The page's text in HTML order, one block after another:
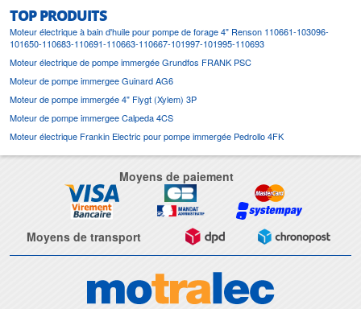
TOP PRODUITS
Moteur électrique à bain d'huile pour pompe de forage 4" Renson 110661-103096-
101650-110683-110691-110663-110667-101997-101995-110693
Moteur électrique de pompe immergée Grundfos FRANK PSC
Moteur de pompe immergee Guinard AG6
Moteur de pompe immergée 4" Flygt (Xylem) 3P
Moteur de pompe immergee Calpeda 4CS
Moteur électrique Frankin Electric pour pompe immergée Pedrollo 4FK
Moyens de paiement
Moyens de transport